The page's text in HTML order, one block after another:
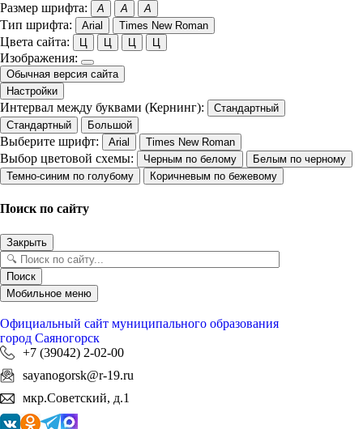
Размер шрифта: A A A
Тип шрифта: Arial Times New Roman
Цвета сайта: Ц Ц Ц Ц
Изображения:
Обычная версия сайта
Настройки
Интервал между буквами (Кернинг):
Стандартный
Стандартный
Большой
Выберите шрифт: Arial Times New Roman
Выбор цветовой схемы: Черным по белому
Белым по черному
Темно-синим по голубому
Коричневым по бежевому
Поиск по сайту
Закрыть
Поиск
Мобильное меню
Официальный сайт муниципального образования
город Саяногорск
+7 (39042) 2-02-00
sayanogorsk@r-19.ru
мкр.Советский, д.1